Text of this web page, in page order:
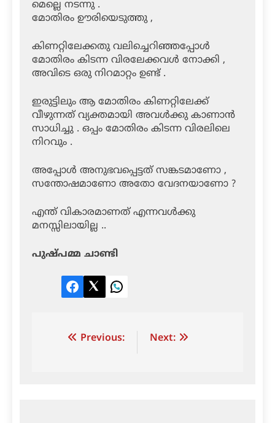
മെല്ലെ നടന്നു .
മോതിരം ഊരിയെടുത്തു ,
കിണറ്റിലേക്കതു വലിച്ചെറിഞ്ഞപ്പോൾ
മോതിരം കിടന്ന വിരലേക്കവൾ നോക്കി ,
അവിടെ ഒരു നിറമാറ്റം ഉണ്ട് .
ഇരുട്ടിലും ആ മോതിരം കിണറ്റിലേക്ക്
വീഴുന്നത് വ്യക്തമായി അവൾക്കു കാണാൻ
സാധിച്ചു . ഒപ്പം മോതിരം കിടന്ന വിരലിലെ
നിറവും .
അപ്പോൾ അനുഭവപ്പെട്ടത് സങ്കടമാണോ ,
സന്തോഷമാണോ അതോ വേദനയാണോ ?
എന്ത് വികാരമാണത് എന്നവൾക്കു
മനസ്സിലായില്ല ..
പുഷ്പമ്മ ചാണ്ടി
Facebook
TwitterLinkedIn
Post Previous: Next: